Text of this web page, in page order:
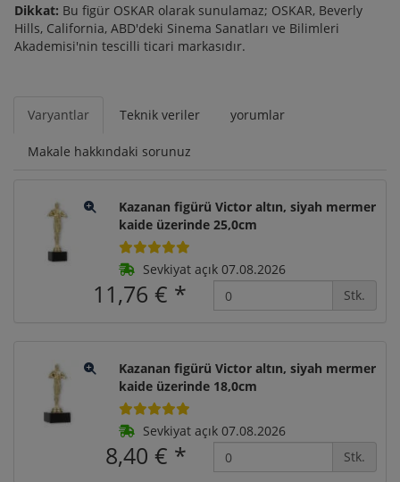
Dikkat: Bu figür OSKAR olarak sunulamaz; OSKAR, Beverly
Hills, California, ABD'deki Sinema Sanatları ve Bilimleri
Akademisi'nin tescilli ticari markasıdır.
Varyantlar Teknik veriler yorumlar
Makale hakkındaki sorunuz
Kazanan figürü Victor altın, siyah mermer
kaide üzerinde 25,0cm
Sevkiyat açık 07.08.2026
11,76 € * Stk.
Kazanan figürü Victor altın, siyah mermer
kaide üzerinde 18,0cm
Sevkiyat açık 07.08.2026
8,40 € * Stk.